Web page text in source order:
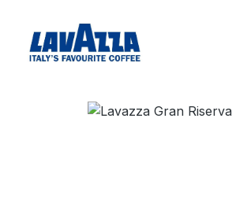
Bildergalerie überspringen